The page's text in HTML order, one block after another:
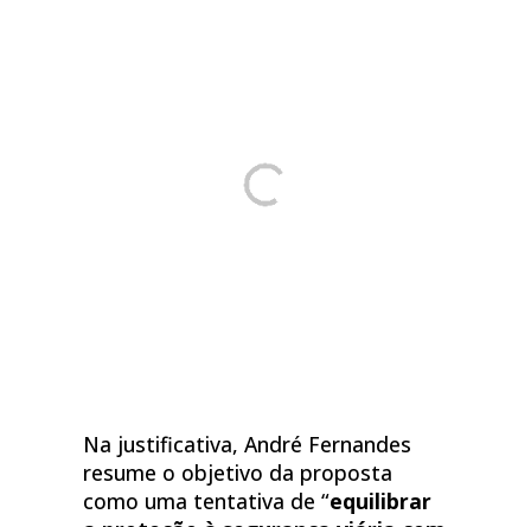
Na justificativa, André Fernandes
resume o objetivo da proposta
como uma tentativa de “equilibrar